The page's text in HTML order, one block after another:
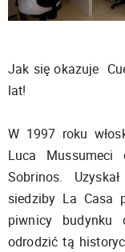
Jak się okazuje
lat!
W 1997 roku
Luca
Sobrinos.
siedziby La Casa
piwnicy budynku
odrodzić tą